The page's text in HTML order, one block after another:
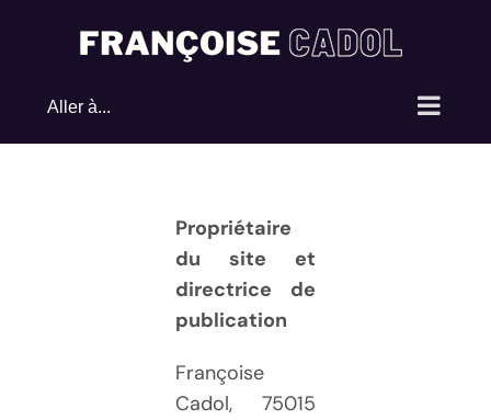
Aller à...
Propriétaire
du site et
directrice de
publication
Françoise
Cadol, 75015